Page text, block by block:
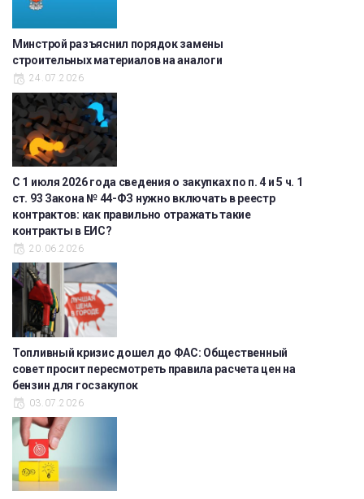
Минстрой разъяснил порядок замены
строительных материалов на аналоги
24.07.2026
С 1 июля 2026 года сведения о закупках по п. 4 и 5 ч. 1
ст. 93 Закона № 44-ФЗ нужно включать в реестр
контрактов: как правильно отражать такие
контракты в ЕИС?
20.06.2026
Топливный кризис дошел до ФАС: Общественный
совет просит пересмотреть правила расчета цен на
бензин для госзакупок
03.07.2026